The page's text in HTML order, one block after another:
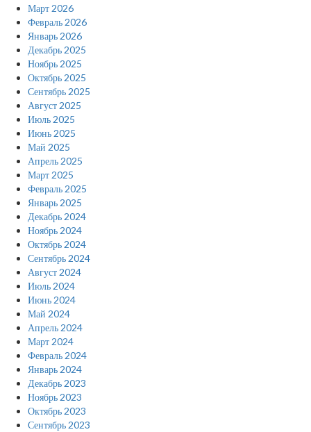
Март 2026
Февраль 2026
Январь 2026
Декабрь 2025
Ноябрь 2025
Октябрь 2025
Сентябрь 2025
Август 2025
Июль 2025
Июнь 2025
Май 2025
Апрель 2025
Март 2025
Февраль 2025
Январь 2025
Декабрь 2024
Ноябрь 2024
Октябрь 2024
Сентябрь 2024
Август 2024
Июль 2024
Июнь 2024
Май 2024
Апрель 2024
Март 2024
Февраль 2024
Январь 2024
Декабрь 2023
Ноябрь 2023
Октябрь 2023
Сентябрь 2023